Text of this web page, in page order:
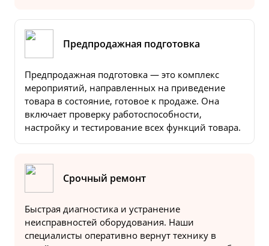
Предпродажная подготовка
Предпродажная подготовка — это комплекс
мероприятий, направленных на приведение
товара в состояние, готовое к продаже. Она
включает проверку работоспособности,
настройку и тестирование всех функций товара.
Срочный ремонт
Быстрая диагностика и устранение
неисправностей оборудования. Наши
специалисты оперативно вернут технику в